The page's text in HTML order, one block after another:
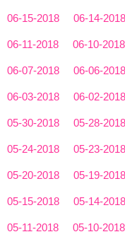
06-15-2018 06-14-2018
06-11-2018 06-10-2018
06-07-2018 06-06-2018
06-03-2018 06-02-2018
05-30-2018 05-28-2018
05-24-2018 05-23-2018
05-20-2018 05-19-2018
05-15-2018 05-14-2018
05-11-2018 05-10-2018